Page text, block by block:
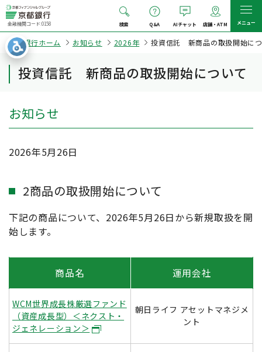
金融機関コード:0158 検索 Q&A AIチャット 店舗・ATM メニュー
京都銀行ホーム お知らせ 2026年 投資信託 新商品の取扱開始に
投資信託 新商品の取扱開始について
お知らせ
2026年5月26日
2商品の取扱開始について
下記の商品について、2026年5月26日から新規取扱を開
始します。
商品名 運用会社
WCM世界成長株厳選ファンド
（資産成長型）＜ネクスト・
ジェネレーション＞
朝日ライフ アセットマネジメ
ント